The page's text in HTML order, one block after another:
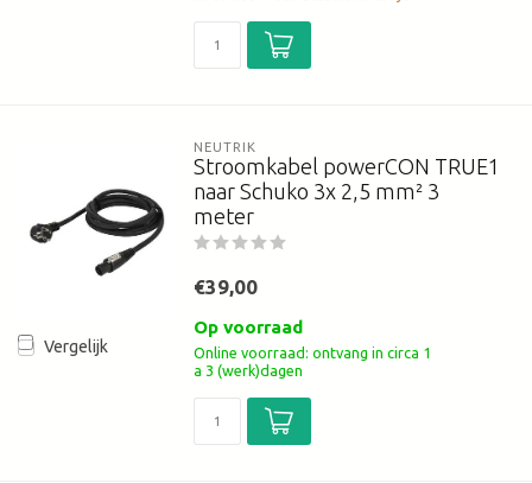
Vergelijk
NEUTRIK
Stroomkabel powerCON TRUE1
naar Schuko 3x 2,5 mm² 3
meter
€39,00
Op voorraad
Online voorraad: ontvang in circa 1
a 3 (werk)dagen